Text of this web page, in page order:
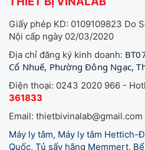
Giấy phép KD: 0109109823 Do
Nội cấp ngày 02/03/2020
Địa chỉ đăng ký kinh doanh:
Cổ Nhuế, Phường Đông Ngạc,
Điện thoại: 0243 2020 966 -
361833
Email: thietbivinalab@gmail.com
Máy ly tâm, Máy ly tâm Hettich-
Quốc, Tủ sấy hãng Memmert,